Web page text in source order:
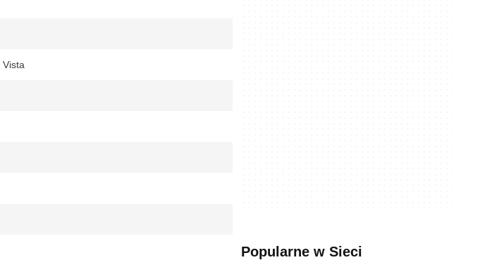
Vista
Popularne w Sieci